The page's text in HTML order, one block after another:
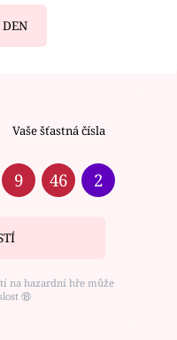
DEN
Vaše šťastná čísla
9 46 2
na hazardní hře může
⑱